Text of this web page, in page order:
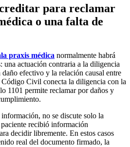
para reclamar
o una falta de
praxis médica normalmente habrá
una actuación contraria a la diligencia
efectivo y la relación causal entre
Civil conecta la diligencia con la
1101 permite reclamar por daños y
no se discute solo la
recibió información
decidir libremente. En estos casos
real del documento firmado, la